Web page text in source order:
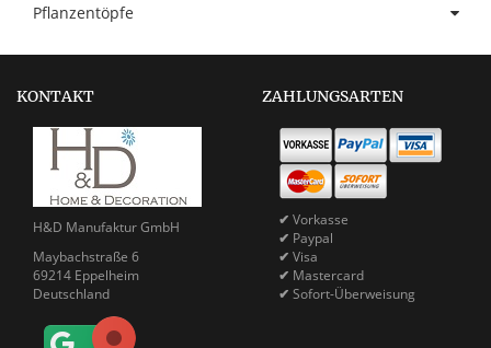
Pflanzentöpfe
KONTAKT
H&D Manufaktur GmbH
Maybachstraße 6
69214 Eppelheim
Deutschland
ZAHLUNGSARTEN
✔ Vorkasse
✔ Paypal
✔ Visa
✔ Mastercard
✔ Sofort-Überweisung